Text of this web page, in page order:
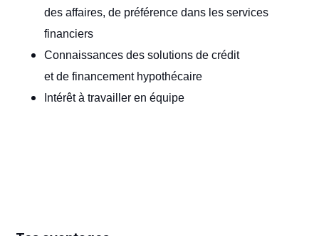
des affaires, de préférence dans les services
financiers
Connaissances des solutions de crédit
et de financement hypothécaire
Intérêt à travailler en équipe